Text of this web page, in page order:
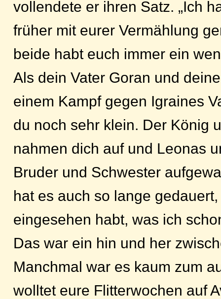
vollendete er ihren Satz. „Ich
früher mit eurer Vermählung
beide habt euch immer ein
Als dein Vater Goran und
einem Kampf gegen Igraines
du noch sehr klein. Der König
nahmen dich auf und Leonas
Bruder und Schwester
hat es auch so lange
eingesehen habt, was ich
Das war ein hin und her
Manchmal war es kaum zum
wolltet eure Flitterwochen auf